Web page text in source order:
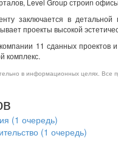
заключается в
проекты высокой
11 сданных проектов
комплекс.
в информационных целях.
(1 очередь)
(1 очередь)